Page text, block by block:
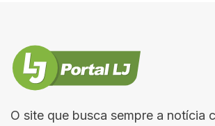
O site que busca sempre a notícia